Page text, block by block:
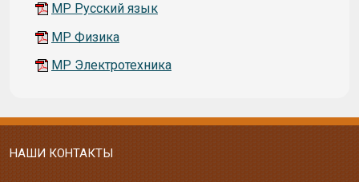
МР Русский язык
МР Физика
МР Электротехника
НАШИ КОНТАКТЫ